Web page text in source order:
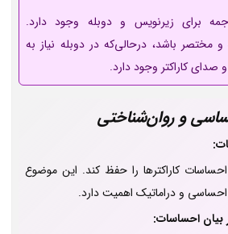
برای زیرنویس و دوبله وجود دارد.
و مختصر باشد، درحالی‌که در دوبله نیاز به
کاراکتر وجود دارد.
کاراکترها را حفظ کند. این موضوع
و دراماتیک اهمیت دارد.
بیان احساسات: